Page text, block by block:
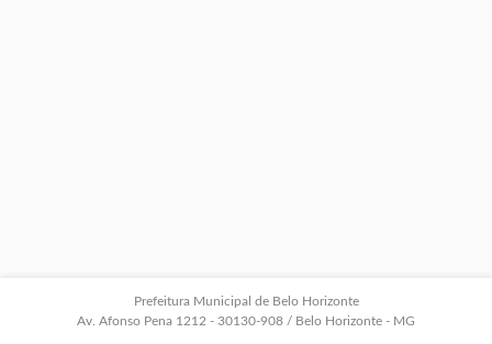
Prefeitura Municipal de Belo Horizonte
Av. Afonso Pena 1212 - 30130-908 / Belo Horizonte - MG